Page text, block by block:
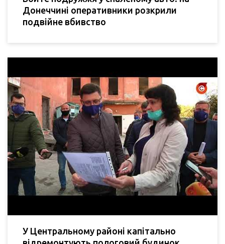
Донеччині оперативники розкрили
подвійне вбивство
У Центральному районі капітально